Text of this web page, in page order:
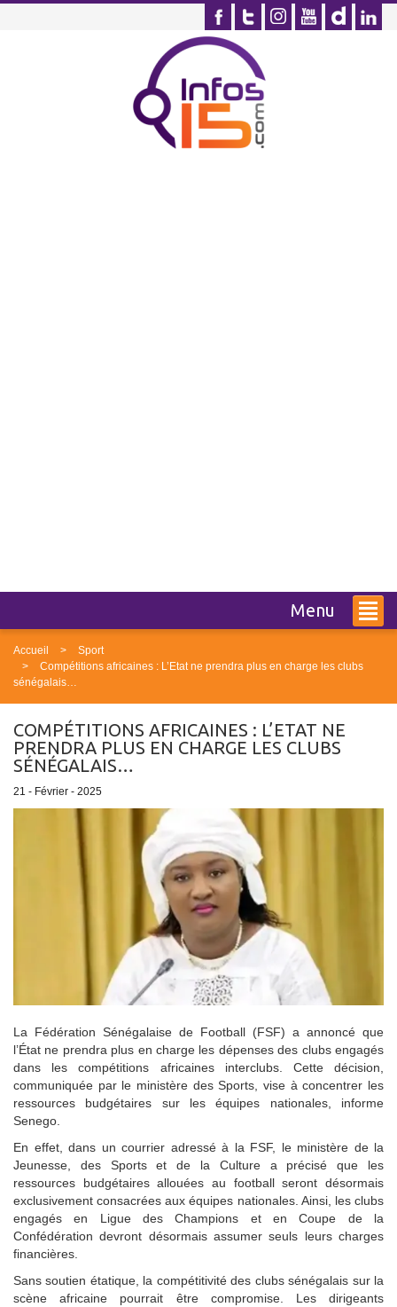
Menu
Accueil
Sport
Compétitions africaines : L’Etat ne prendra plus en charge les clubs
sénégalais…
COMPÉTITIONS AFRICAINES : L’ETAT NE
PRENDRA PLUS EN CHARGE LES CLUBS
SÉNÉGALAIS…
21 - Février - 2025
La Fédération Sénégalaise de Football (FSF) a annoncé que
l’État ne prendra plus en charge les dépenses des clubs engagés
dans les compétitions africaines interclubs. Cette décision,
communiquée par le ministère des Sports, vise à concentrer les
ressources budgétaires sur les équipes nationales, informe
Senego.
En effet, dans un courrier adressé à la FSF, le ministère de la
Jeunesse, des Sports et de la Culture a précisé que les
ressources budgétaires allouées au football seront désormais
exclusivement consacrées aux équipes nationales. Ainsi, les clubs
engagés en Ligue des Champions et en Coupe de la
Confédération devront désormais assumer seuls leurs charges
financières.
Sans soutien étatique, la compétitivité des clubs sénégalais sur la
scène africaine pourrait être compromise. Les dirigeants